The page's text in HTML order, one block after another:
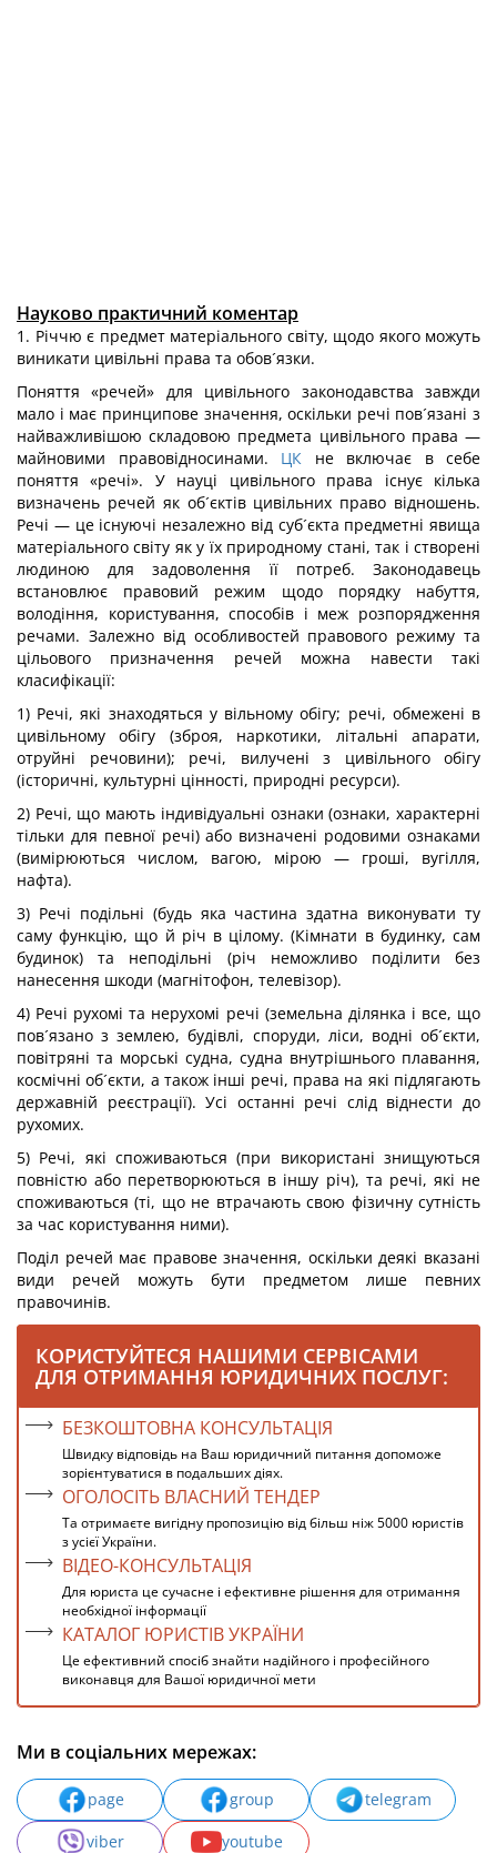
Науково практичний коментар
1. Річчю є предмет матеріального світу, щодо якого можуть
виникати цивільні права та обов´язки.
Поняття «речей» для цивільного законодавства завжди
мало і має принципове значення, оскільки речі пов´язані з
найважливішою складовою предмета цивільного права —
майновими правовідносинами. ЦК не включає в себе
поняття «речі». У науці цивільного права існує кілька
визначень речей як об´єктів цивільних право відношень.
Речі — це існуючі незалежно від суб´єкта предметні явища
матеріального світу як у їх природному стані, так і створені
людиною для задоволення її потреб. Законодавець
встановлює правовий режим щодо порядку набуття,
володіння, користування, способів і меж розпорядження
речами. Залежно від особливостей правового режиму та
цільового призначення речей можна навести такі
класифікації:
1) Речі, які знаходяться у вільному обігу; речі, обмежені в
цивільному обігу (зброя, наркотики, літальні апарати,
отруйні речовини); речі, вилучені з цивільного обігу
(історичні, культурні цінності, природні ресурси).
2) Речі, що мають індивідуальні ознаки (ознаки, характерні
тільки для певної речі) або визначені родовими ознаками
(вимірюються числом, вагою, мірою — гроші, вугілля,
нафта).
3) Речі подільні (будь яка частина здатна виконувати ту
саму функцію, що й річ в цілому. (Кімнати в будинку, сам
будинок) та неподільні (річ неможливо поділити без
нанесення шкоди (магнітофон, телевізор).
4) Речі рухомі та нерухомі речі (земельна ділянка і все, що
пов´язано з землею, будівлі, споруди, ліси, водні об´єкти,
повітряні та морські судна, судна внутрішнього плавання,
космічні об´єкти, а також інші речі, права на які підлягають
державній реєстрації). Усі останні речі слід віднести до
рухомих.
5) Речі, які споживаються (при використані знищуються
повністю або перетворюються в іншу річ), та речі, які не
споживаються (ті, що не втрачають свою фізичну сутність
за час користування ними).
Поділ речей має правове значення, оскільки деякі вказані
види речей можуть бути предметом лише певних
правочинів.
КОРИСТУЙТЕСЯ НАШИМИ СЕРВІСАМИ
ДЛЯ ОТРИМАННЯ ЮРИДИЧНИХ ПОСЛУГ:
БЕЗКОШТОВНА КОНСУЛЬТАЦІЯ
Швидку відповідь на Ваш юридичний питання допоможе
зорієнтуватися в подальших діях.
ОГОЛОСІТЬ ВЛАСНИЙ ТЕНДЕР
Та отримаєте вигідну пропозицію від більш ніж 5000 юристів
з усієї України.
ВІДЕО-КОНСУЛЬТАЦІЯ
Для юриста це сучасне і ефективне рішення для отримання
необхідної інформації
КАТАЛОГ ЮРИСТІВ УКРАЇНИ
Це ефективний спосіб знайти надійного і професійного
виконавця для Вашої юридичної мети
Ми в соціальних мережах:
page group
telegram
viber
youtube